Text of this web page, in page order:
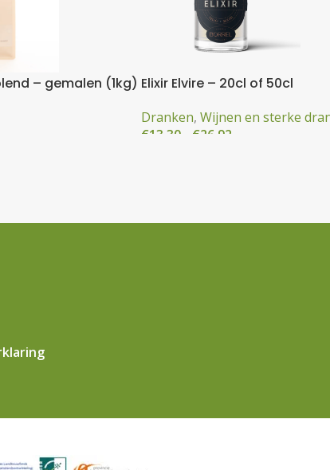
– gemalen (1kg) Elixir Elvire – 20cl of 50cl
Dranken, Wijnen en sterke
€13,30 €26,92